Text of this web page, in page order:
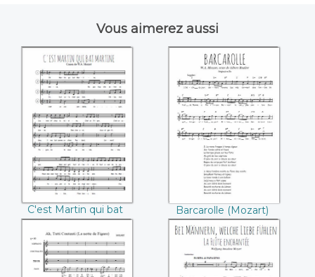
Vous aimerez aussi
C'est Martin qui bat
Martine ((Mozart))
C'est Martin qui bat
Martine (Mozart)
Barcarolle
((Mozart))
Barcarolle (Mozart)
Ah, tutti contenti,
Bei Männern,